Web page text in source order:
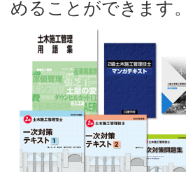
めることができます。